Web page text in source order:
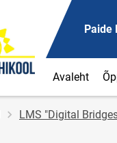
Paide
Avaleht
LMS "Digital